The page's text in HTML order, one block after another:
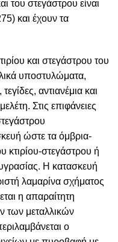
του στεγάστρου είναι
και έχουν τα
και στεγάστρου του
υποστυλώματα,
αντιανέμια και
Στις επιφάνειες
ώστε τα όμβρια-
κτιρίου-στεγάστρου ή
Η κατασκευή
λαμαρίνα σχήματος
η απαραίτητη
των μεταλλικών
ο